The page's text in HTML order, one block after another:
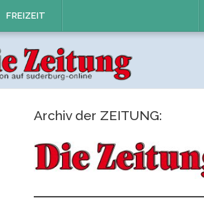
FREIZEIT
Archiv der ZEITUNG: